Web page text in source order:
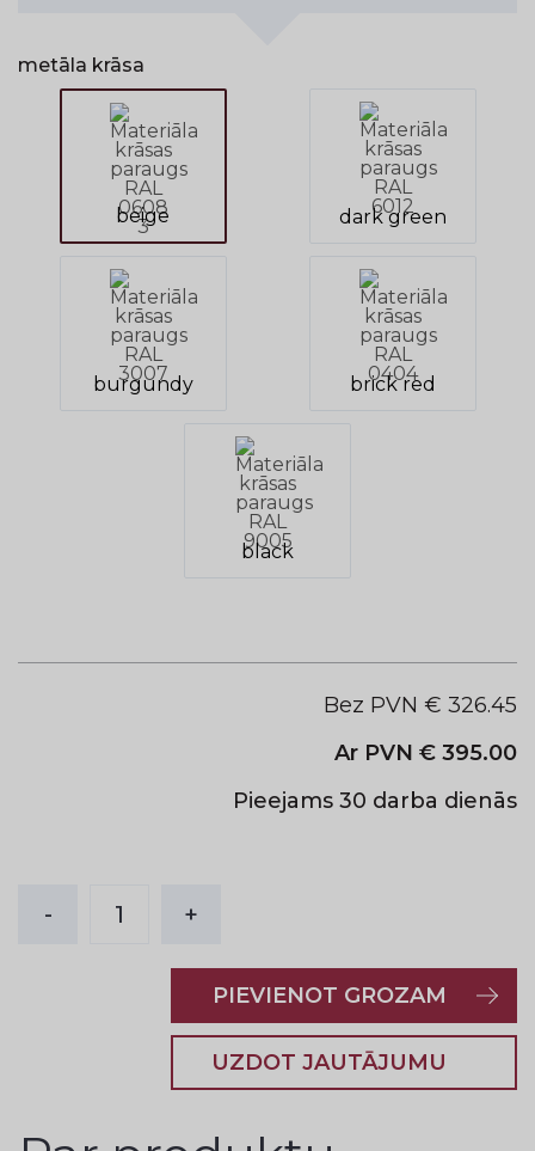
metāla krāsa
beige dark green
burgundy brick red
black
Bez PVN € 326.45
Ar PVN € 395.00
Pieejams 30 darba dienās
- 1 +
PIEVIENOT GROZAM
UZDOT JAUTĀJUMU